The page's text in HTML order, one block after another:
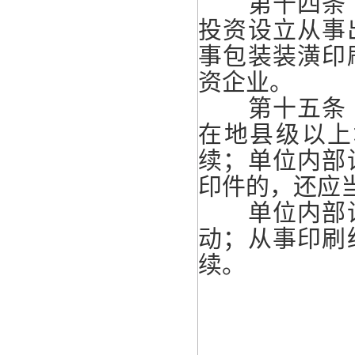
投资设立从
事包装装潢
资企业。
第十五条
在地县级以
续；单位内
印件的，还应
单位内部设
动；从事印
续。